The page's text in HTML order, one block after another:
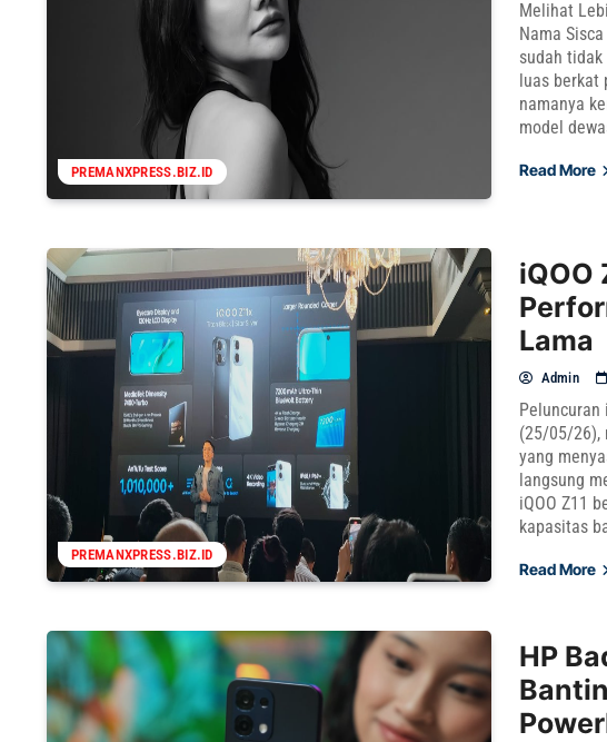
PREMANXPRESS.BIZ.ID
Melihat
Nama
sudah
luas berkat
namanya
model
Read More
PREMANXPRESS.BIZ.ID
iQOO
Lama
Admin
Peluncuran
(25/05/26),
yang
langsung
iQOO Z11
kapasitas
Read More
HP